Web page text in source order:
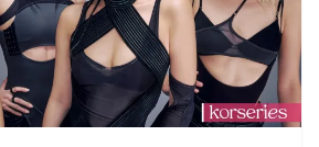
ตัวครบ 4 คน ฉลองเดบิวต์ 10 ปี
หลังเกิดกระแสวิจารณ์เกี่ยว
รบรอบวง